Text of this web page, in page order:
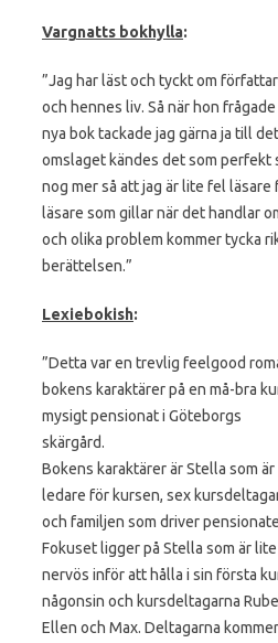
Vargnatts bokhylla:
”Jag har läst och tyckt om
och hennes liv. Så när hon
nya bok tackade jag gärna ja till
omslaget kändes det som perfekt
nog mer så att jag är lite fel
läsare som gillar när det handlar
och olika problem kommer tycka
berättelsen.”
Lexiebokish:
”Detta var en trevlig feelgood
bokens karaktärer på en må-bra
mysigtpensionat i Göteborgs
skärgård.
Bokens karaktärer är Stella som är
ledare för kursen, sex
och familjen som driver
Fokuset ligger på Stella som är lite
nervös inför att hålla i sin första
någonsin och kursdeltagarna
Ellen och Max. Deltagarna